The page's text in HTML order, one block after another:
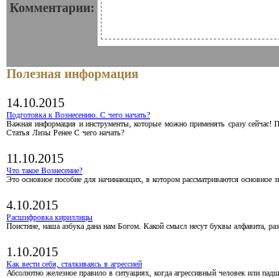
Комментарии:
Полезная информация
14.10.2015
Подготовка к Вознесению. С чего начать?
Важная информация и инструменты, которые можно применять сразу сейчас!
Статья Лизы Ренее С чего начать?
11.10.2015
Что такое Вознесение?
Это основное пособие для начинающих, в котором рассматриваются
4.10.2015
Расшифровка кириллицы
Поистине, наша азбука дана нам Богом. Какой смысл несут буквы алфавита,
1.10.2015
Как вести себя, сталкиваясь в агрессией
Абсолютно железное правило в ситуациях, когда агрессивный человек или